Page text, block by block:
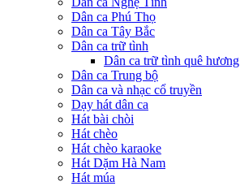
Dân ca Phú Thọ
Dân ca Tây Bắc
Dân ca trữ tình
Dân ca trữ tình quê hương
Dân ca Trung bộ
Dân ca và nhạc cổ truyền
Dạy hát dân ca
Hát bài chòi
Hát chèo
Hát chèo karaoke
Hát Dặm Hà Nam
Hát múa